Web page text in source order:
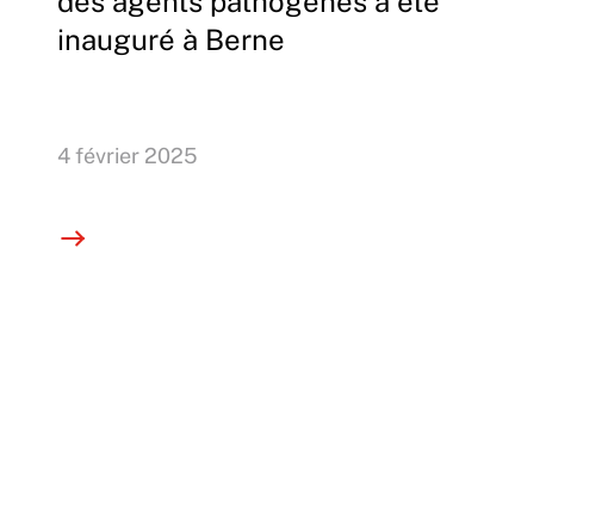
inauguré à Berne
4 février 2025